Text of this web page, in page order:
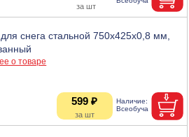
снега стальной 750х425х0,8 мм,
о товаре
599 ₽